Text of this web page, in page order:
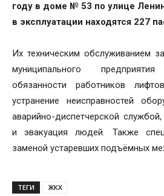
году в доме № 53 по улице
в эксплуатации находятся 227
Их техническим обслуживанием
муниципального
обязанности работников
устранение неисправностей
аварийно-диспетчерской
и эвакуация людей. Также
заменой устаревших подъёмных
ТЕГИ ЖКХ